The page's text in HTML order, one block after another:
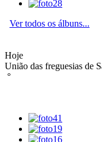
Ver todos os álbuns...
Hoje
União das freguesias de
°